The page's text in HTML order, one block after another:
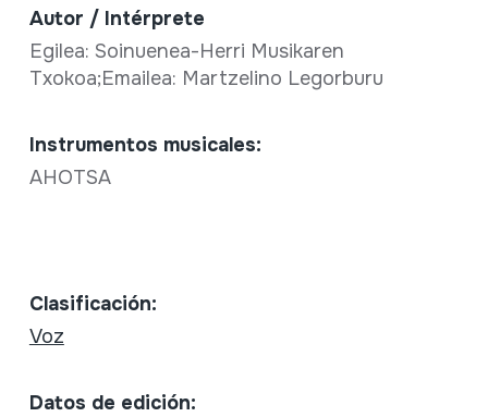
Autor / Intérprete
Egilea: Soinuenea-Herri Musikaren
Txokoa;Emailea: Martzelino Legorburu
Instrumentos musicales:
AHOTSA
Clasificación:
Voz
Datos de edición: